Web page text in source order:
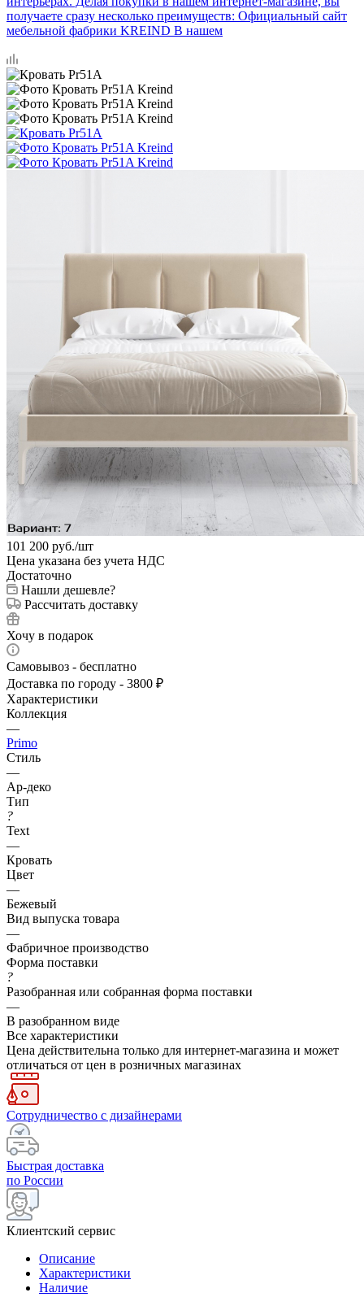
101 200 руб./шт
Цена указана без учета НДС
Достаточно
Нашли дешевле?
Рассчитать доставку
Хочу в подарок
Самовывоз - бесплатно
Доставка по городу - 3800 ₽
Характеристики
Коллекция
—
Primo
Стиль
—
Ар-деко
Тип
?
Text
—
Кровать
Цвет
—
Бежевый
Вид выпуска товара
—
Фабричное производство
Форма поставки
?
Разобранная или собранная форма поставки
—
В разобранном виде
Все характеристики
Цена действительна только для интернет-магазина и может
отличаться от цен в розничных магазинах
Сотрудничество с дизайнерами
Быстрая доставка
по России
Клиентский сервис
Описание
Характеристики
Наличие